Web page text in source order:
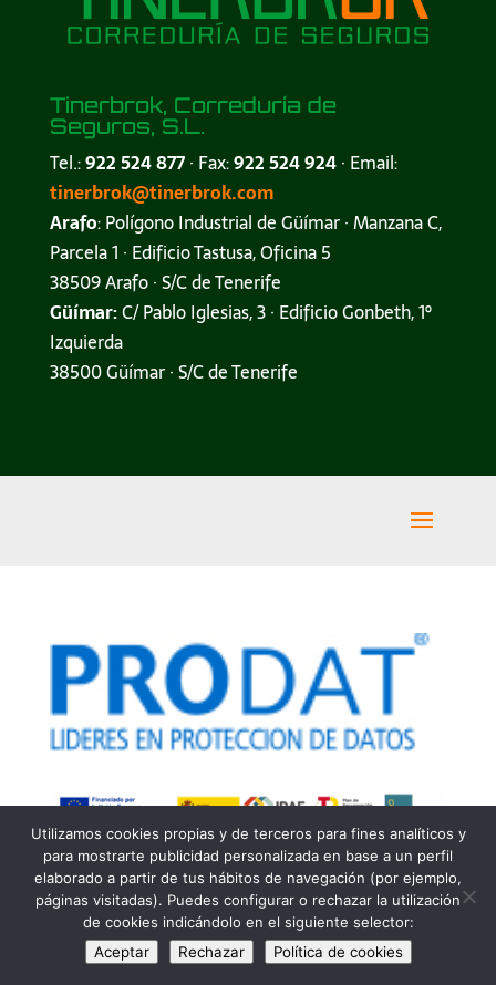
Tinerbrok, Correduría de
Seguros, S.L.
Tel.:922 524 877· Fax:922 524 924· Email:
tinerbrok@tinerbrok.com
Arafo: Polígono Industrial de Güímar · Manzana C,
Parcela 1 · Edificio Tastusa, Oficina 5
38509 Arafo · S/C de Tenerife
Güímar:C/ Pablo Iglesias, 3 · Edificio Gonbeth, 1º
Izquierda
38500 Güímar · S/C de Tenerife
Una web de: Y…Manera, Servicio de Diseño
Gráfico, S.L. Copyright ©2024
Utilizamos cookies propias y de terceros para fines analíticos y
para mostrarte publicidad personalizada en base a un perfil
elaborado a partir de tus hábitos de navegación (por ejemplo,
páginas visitadas). Puedes configurar o rechazar la utilización
de cookies indicándolo en el siguiente selector:
Aceptar
Rechazar Política de cookies